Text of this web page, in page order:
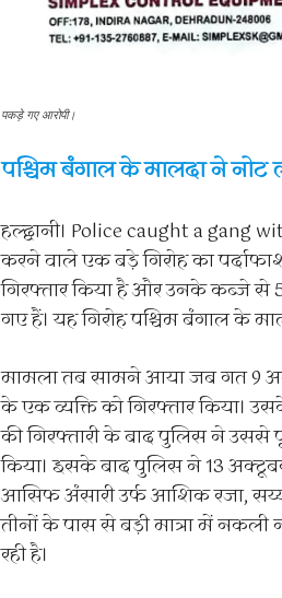
पकड़े गए आरोपी।
पश्चिम बंगाल के मालदा ने नोट
हल्द्वानी। Police caught a gang
करने वाले एक बड़े गिरोह का
गिरफ्तार किया है और उनके कब्जे
गए हैं। यह गिरोह पश्चिम बंगाल के
मामला तब सामने आया जब गत 9
के एक व्यक्ति को गिरफ्तार किया।
की गिरफ्तारी के बाद पुलिस ने
किया। इसके बाद पुलिस ने 13
आसिफ अंसारी उर्फ आशिक रजा,
तीनों के पास से बड़ी मात्रा में
रही है।